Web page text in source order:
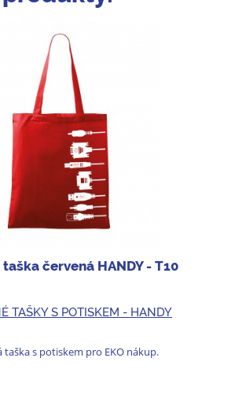
červená HANDY - T10
TAŠKY S POTISKEM - HANDY
taška s potiskem pro EKO nákup.